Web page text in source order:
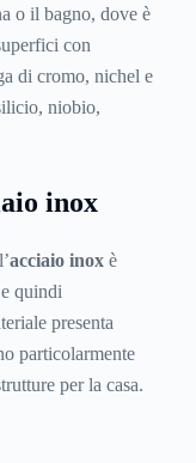
o il bagno, dove è
con
di cromo, nichel e
niobio,
inox
acciaio inox è
quindi
presenta
particolarmente
per la casa.